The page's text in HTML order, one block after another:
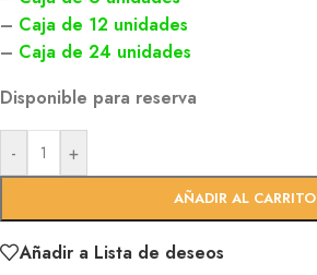
– Caja de 12 unidades
– Caja de 24 unidades
Disponible para reserva
- +
AÑADIR AL CARRITO
Añadir a Lista de deseos